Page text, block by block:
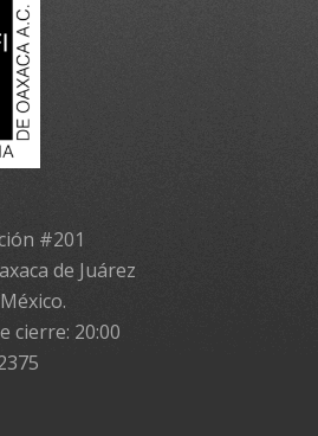
#201
de Juárez
cierre: 20:00